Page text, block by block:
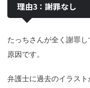
理由3：謝罪なし
たっちさんが全く謝罪
原因です。
弁護士に過去のイラス